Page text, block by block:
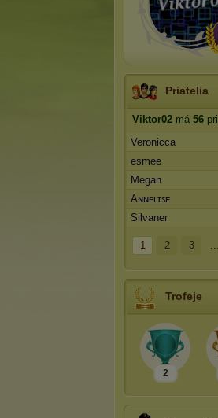
Priatelia
Viktor02 má 56
Veronicca
esmee
Megan
Aɴɴᴇʟɪꜱᴇ
Silvaner
1 2 3 ...
Trofeje
2